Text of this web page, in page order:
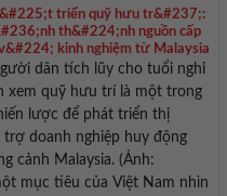
triển quỹ hưu tr&#237;:
th&#224;nh nguồn cấp
kinh nghiệm từ Malaysia
dân tích lũy cho tuổi nghỉ
xem quỹ hưu trí là một trong
lược để phát triển thị
doanh nghiệp huy động
cảnh Malaysia. (Ảnh:
mục tiêu của Việt Nam nhìn